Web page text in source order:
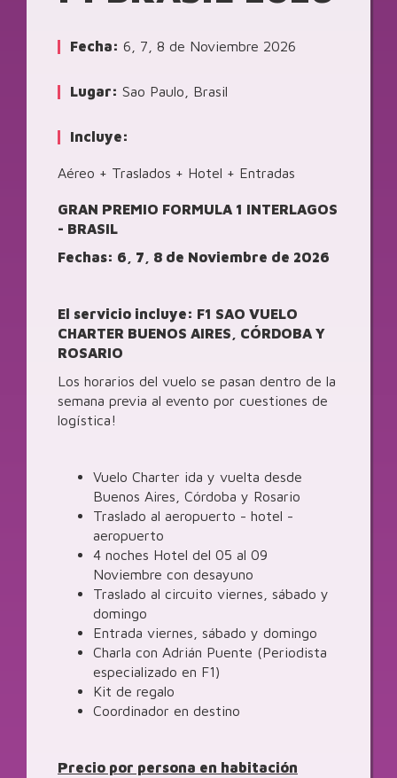
Fecha: 6, 7, 8 de Noviembre 2026
Lugar: Sao Paulo, Brasil
Incluye:
Aéreo + Traslados + Hotel + Entradas
GRAN PREMIO FORMULA 1 INTERLAGOS
- BRASIL
Fechas: 6, 7, 8 de Noviembre de 2026
El servicio incluye: F1 SAO VUELO
CHARTER BUENOS AIRES, CÓRDOBA Y
ROSARIO
Los horarios del vuelo se pasan dentro de la
semana previa al evento por cuestiones de
logística!
Vuelo Charter ida y vuelta desde
Buenos Aires, Córdoba y Rosario
Traslado al aeropuerto - hotel -
aeropuerto
4 noches Hotel del 05 al 09
Noviembre con desayuno
Traslado al circuito viernes, sábado y
domingo
Entrada viernes, sábado y domingo
Charla con Adrián Puente (Periodista
especializado en F1)
Kit de regalo
Coordinador en destino
Precio por persona en habitación